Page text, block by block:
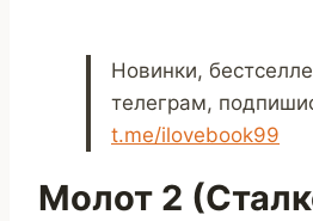
Новинки,
телеграм,
t.me/ilovebook99
Молот 2